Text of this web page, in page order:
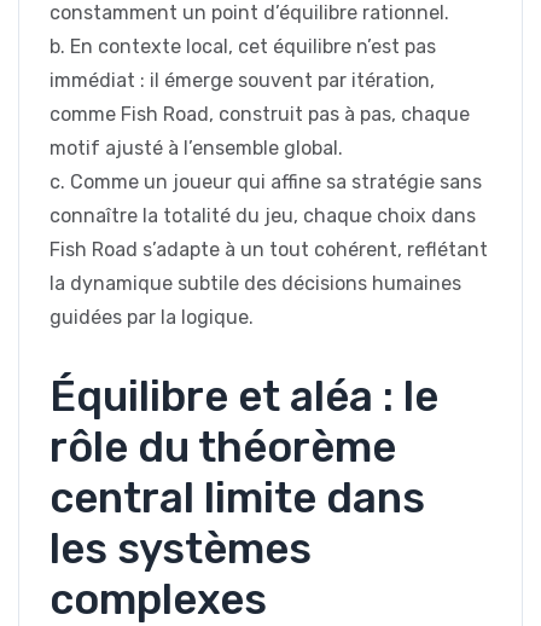
constamment un point d’équilibre rationnel.
b. En contexte local, cet équilibre n’est pas
immédiat : il émerge souvent par itération,
comme Fish Road, construit pas à pas, chaque
motif ajusté à l’ensemble global.
c. Comme un joueur qui affine sa stratégie sans
connaître la totalité du jeu, chaque choix dans
Fish Road s’adapte à un tout cohérent, reflétant
la dynamique subtile des décisions humaines
guidées par la logique.
Équilibre et aléa : le
rôle du théorème
central limite dans
les systèmes
complexes